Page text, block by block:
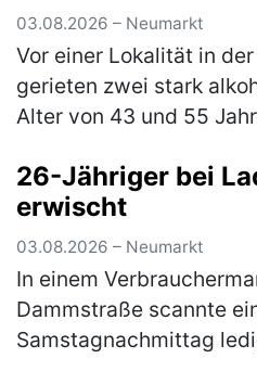
03.08.2026 – Neumarkt
Vor einer Lokalität in
gerieten zwei stark
Alter von 43 und 55
gegenseitig
26-Jähriger bei
erwischt
03.08.2026 – Neumarkt
In einem
Dammstraße scannte
Samstagnachmittag